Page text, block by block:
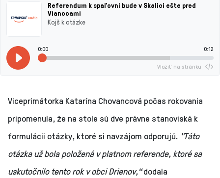
Referendum k spaľovni bude v Skalici ešte pred
Vianocami
Kojš k otázke
0:00 0:12
Vložiť na stránku
Viceprimátorka Katarína Chovancová počas rokovania
pripomenula, že na stole sú dve právne stanoviská k
formulácii otázky, ktoré si navzájom odporujú. "Táto
otázka už bola položená v platnom referende, ktoré sa
uskutočnilo tento rok v obci Drienov,“dodala